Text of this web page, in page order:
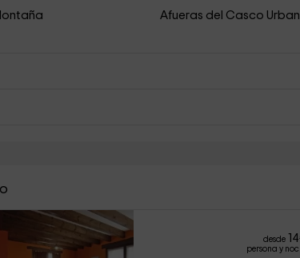
Afueras del Casco
desde 14
persona y